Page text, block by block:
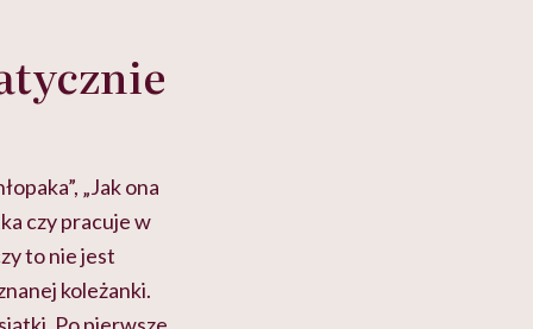
„Jak ona
czy pracuje w
to nie jest
koleżanki.